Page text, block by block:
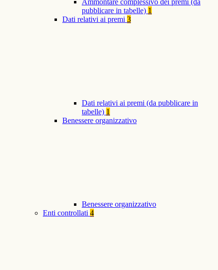
Ammontare complessivo dei premi (da
pubblicare in tabelle) 1
Dati relativi ai premi 3
Dati relativi ai premi (da pubblicare in
tabelle) 1
Benessere organizzativo
Benessere organizzativo
Enti controllati 4